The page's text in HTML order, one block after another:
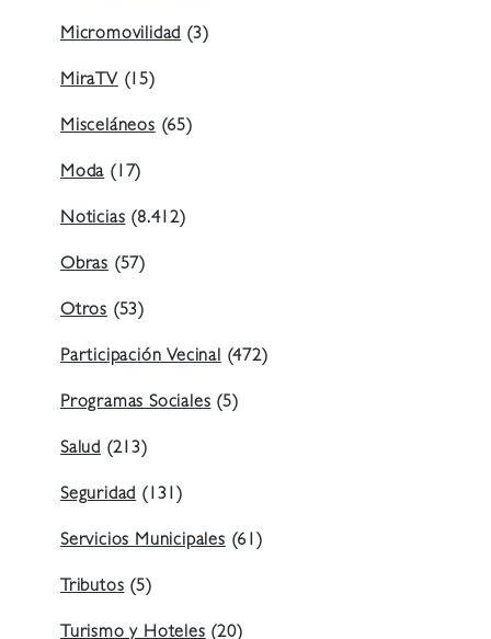
Micromovilidad(3)
MiraTV(15)
Misceláneos(65)
Moda(17)
Noticias(8.412)
Obras (57)
Otros (53)
Participación Vecinal(472)
Programas Sociales(5)
Salud (213)
Seguridad(131)
Servicios Municipales(61)
Tributos(5)
Turismo y Hoteles(20)